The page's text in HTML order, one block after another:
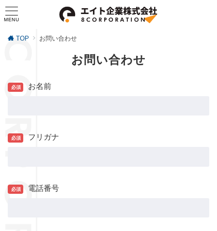
MENU
TOP お問い合わせ
お問い合わせ
必須 お名前
必須 フリガナ
必須 電話番号